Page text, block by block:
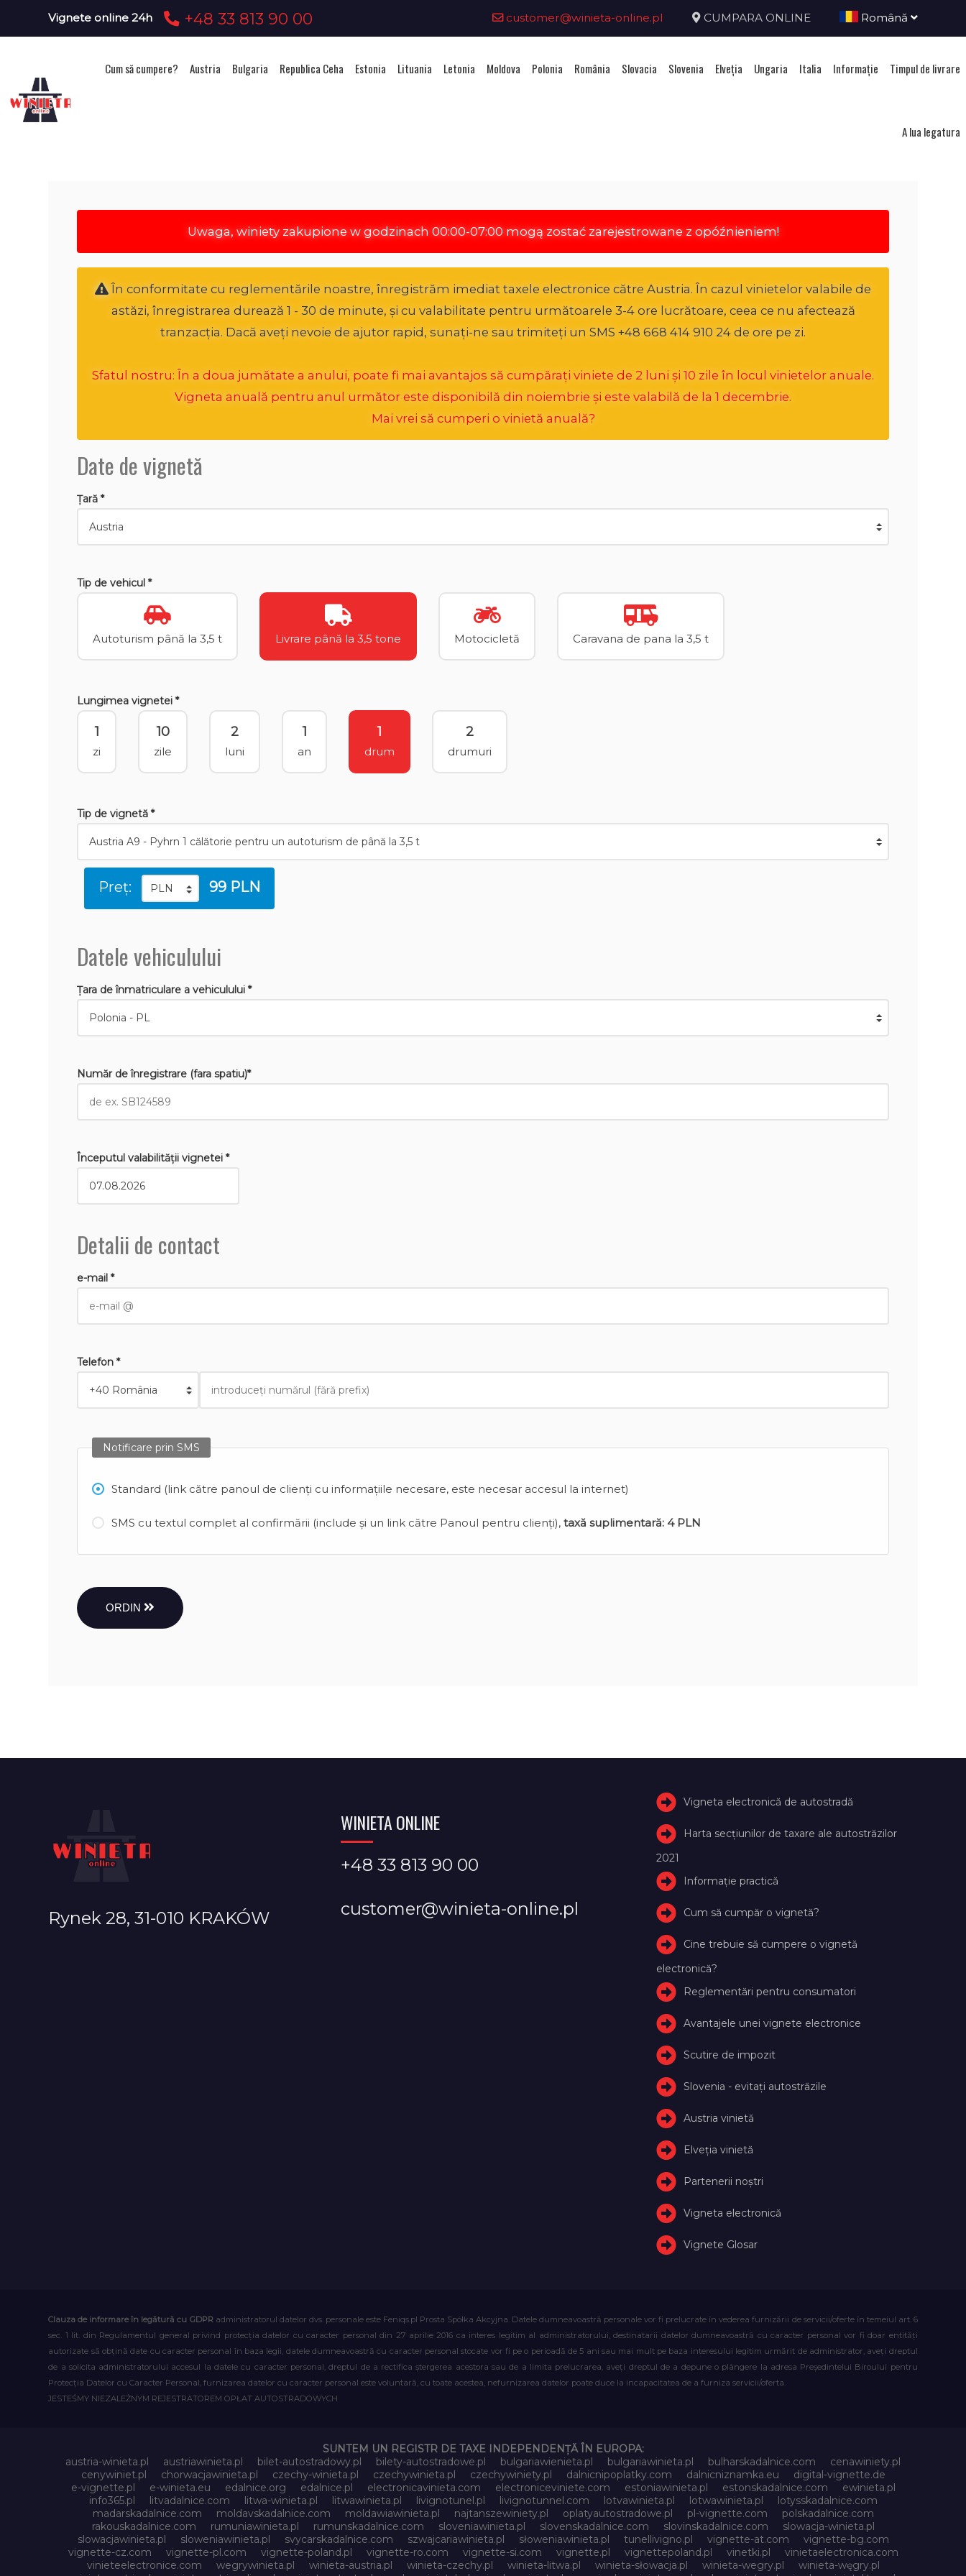
Vignete online 24h +48 33 813 90 00 customer@winieta-online.pl CUMPARA ONLINE Română
Cum să cumpere? Austria Bulgaria Republica Ceha Estonia Lituania Letonia Moldova Polonia România Slovacia Slovenia Elveţia Ungaria Italia Informație Timpul de livrare
A lua legatura
Uwaga, winiety zakupione w godzinach 00:00-07:00 mogą zostać zarejestrowane z opóźnieniem!
În conformitate cu reglementările noastre, înregistrăm imediat taxele electronice către Austria. În cazul vinietelor valabile de
astăzi, înregistrarea durează 1 - 30 de minute, și cu valabilitate pentru următoarele 3-4 ore lucrătoare, ceea ce nu afectează
tranzacția. Dacă aveți nevoie de ajutor rapid, sunați-ne sau trimiteți un SMS +48 668 414 910 24 de ore pe zi.
Sfatul nostru: În a doua jumătate a anului, poate fi mai avantajos să cumpărați viniete de 2 luni și 10 zile în locul vinietelor anuale.
Vigneta anuală pentru anul următor este disponibilă din noiembrie și este valabilă de la 1 decembrie.
Mai vrei să cumperi o vinietă anuală?
Date de vignetă
Țară *
Tip de vehicul *
Autoturism până la 3,5 t Livrare până la 3,5 tone Motocicletă Caravana de pana la 3,5 t
Lungimea vignetei *
1
zi
10
zile
2
luni
1
an
1
drum
2
drumuri
Tip de vignetă *
Preț: 99 PLN
Datele vehiculului
Țara de înmatriculare a vehiculului *
Număr de înregistrare (fara spatiu)*
Începutul valabilităţii vignetei *
Detalii de contact
e-mail *
Telefon *
Notificare prin SMS
Standard (link către panoul de clienți cu informațiile necesare, este necesar accesul la internet)
SMS cu textul complet al confirmării (include și un link către Panoul pentru clienți),taxă suplimentară: 4 PLN
ORDIN
Rynek 28, 31-010 KRAKÓW
WINIETA ONLINE
+48 33 813 90 00
customer@winieta-online.pl
Vigneta electronică de autostradă
Harta secțiunilor de taxare ale autostrăzilor
2021
Informație practică
Cum să cumpăr o vignetă?
Cine trebuie să cumpere o vignetă
electronică?
Reglementări pentru consumatori
Avantajele unei vignete electronice
Scutire de impozit
Slovenia - evitați autostrăzile
Austria vinietă
Elveţia vinietă
Partenerii noștri
Vigneta electronică
Vignete Glosar
Clauza de informare în legătură cu GDPR administratorul datelor dvs. personale este Feniqs.pl Prosta Spółka Akcyjna. Datele dumneavoastră personale vor fi prelucrate în vederea furnizării de servicii/oferte în temeiul art. 6
sec. 1 lit. din Regulamentul general privind protecția datelor cu caracter personal din 27 aprilie 2016 ca interes legitim al administratorului, destinatarii datelor dumneavoastră cu caracter personal vor fi doar entități
autorizate să obțină date cu caracter personal în baza legii, datele dumneavoastră cu caracter personal stocate vor fi pe o perioadă de 5 ani sau mai mult pe baza interesului legitim urmărit de administrator, aveți dreptul
de a solicita administratorului accesul la datele cu caracter personal, dreptul de a rectifica ștergerea acestora sau de a limita prelucrarea, aveți dreptul de a depune o plângere la adresa Președintelui Biroului pentru
Protecția Datelor cu Caracter Personal, furnizarea datelor cu caracter personal este voluntară, cu toate acestea, nefurnizarea datelor poate duce la incapacitatea de a furniza servicii/oferta.
JESTEŚMY NIEZALEŻNYM REJESTRATOREM OPŁAT AUTOSTRADOWYCH
SUNTEM UN REGISTR DE TAXE INDEPENDENȚĂ ÎN EUROPA:
austria-winieta.pl
austriawinieta.pl bilet-autostradowy.pl bilety-autostradowe.pl bulgariawienieta.pl bulgariawinieta.pl bulharskadalnice.com
cenawiniety.pl
cenywiniet.pl
chorwacjawinieta.pl czechy-winieta.pl czechywinieta.pl czechywiniety.pl dalnicnipoplatky.com dalnicniznamka.eu
digital-vignette.de
e-vignette.pl
e-winieta.eu edalnice.org edalnice.pl electronicavinieta.com electroniceviniete.com estoniawinieta.pl estonskadalnice.com
ewinieta.pl
info365.pl
litvadalnice.com litwa-winieta.pl litwawinieta.pl livignotunel.pl livignotunnel.com lotvawinieta.pl lotwawinieta.pl
lotysskadalnice.com
madarskadalnice.com
moldavskadalnice.com moldawiawinieta.pl najtanszewiniety.pl oplatyautostradowe.pl pl-vignette.com
polskadalnice.com
rakouskadalnice.com
rumuniawinieta.pl rumunskadalnice.com sloveniawinieta.pl slovenskadalnice.com slovinskadalnice.com
slowacja-winieta.pl
slowacjawinieta.pl
sloweniawinieta.pl svycarskadalnice.com szwajcariawinieta.pl słoweniawinieta.pl tunellivigno.pl vignette-at.com
vignette-bg.com
vignette-cz.com
vignette-pl.com vignette-poland.pl vignette-ro.com vignette-si.com vignette.pl vignettepoland.pl vinetki.pl
vinietaelectronica.com
vinieteelectronice.com
wegrywinieta.pl winieta-austria.pl winieta-czechy.pl winieta-litwa.pl winieta-słowacja.pl winieta-wegry.pl
winieta-węgry.pl